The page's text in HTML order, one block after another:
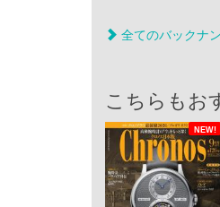
全てのバックナ
こちらもお
NEW!